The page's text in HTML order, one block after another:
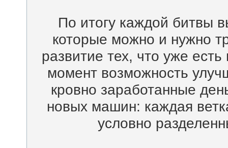
По итогу каждой битвы
которые можно и нужно
развитие тех, что уже
момент возможность
кровно заработанные
новых машин: каждая
условно